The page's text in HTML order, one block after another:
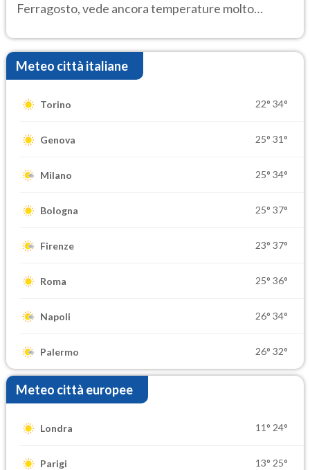
Ferragosto, vede ancora temperature molto
Meteo città italiane
Torino 22° 34°
Genova 25° 31°
Milano 25° 34°
Bologna 25° 37°
Firenze 23° 37°
Roma 25° 36°
Napoli 26° 34°
Palermo 26° 32°
Meteo città europee
Londra 11° 24°
Parigi 13° 25°